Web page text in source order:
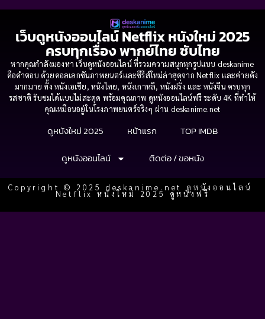
เว็บดูหนังออนไลน์ Netflix หนังใหม่ 2025
ครบทุกเรื่อง พากย์ไทย ซับไทย
หากคุณกำลังมองหา เว็บดูหนังออนไลน์ ที่รวมความสนุกทุกรูปแบบ deskanime
คือคำตอบ ด้วยคอลเลกชันภาพยนตร์และซีรีส์ใหม่ล่าสุดจาก Netflix และค่ายดัง
มากมาย ทั้ง หนังเอเชีย, หนังไทย, หนังเกาหลี, หนังฝรั่ง และ หนังจีน ครบทุก
รสชาติ รับชมได้แบบไม่สะดุด พร้อมคุณภาพ ดูหนังออนไลน์ฟรี ระดับ 4K ที่ทำให้
คุณเหมือนอยู่ในโรงภาพยนตร์จริงๆ ผ่าน deskanime.net
ดูหนังใหม่ 2025 หน้าแรก
TOP IMDB
ดูหนังออนไลน์
ติดต่อ / ขอหนัง
Copyright © 2025 deskanime.net ดูหนังออนไลน์
Netflix หนังใหม่ 2025 ดูหนังฟรี